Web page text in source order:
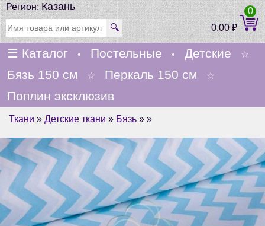
Регион:Казань
🔍 0.00₽
0
☰ Каталог • Постельные • Детские ☆
Бязь 150 см ☆ Перкаль 150 см ☆
Поплин эксклюзив
Ткани » Детские ткани » Бязь » »